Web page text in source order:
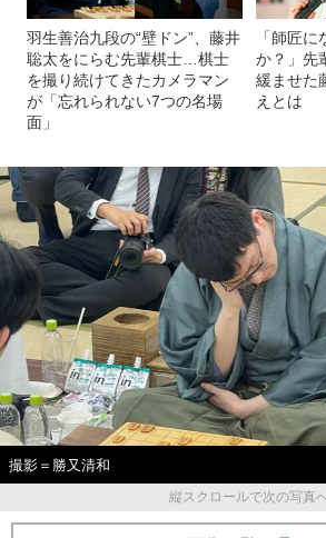
羽生善治九段の“壁ドン”、藤井
聡太をにらむ先輩棋士…棋士
を撮り続けてきたカメラマン
が「忘れられない7つの名場
面」
「師匠
か？」先
緩ませた
えとは
撮影＝勝又清和
縦スクロールで次の写真